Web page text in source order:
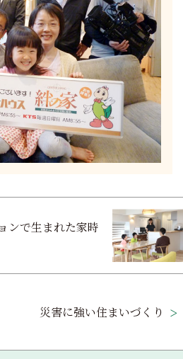
ンで生まれた家時
災害に強い住まいづくり